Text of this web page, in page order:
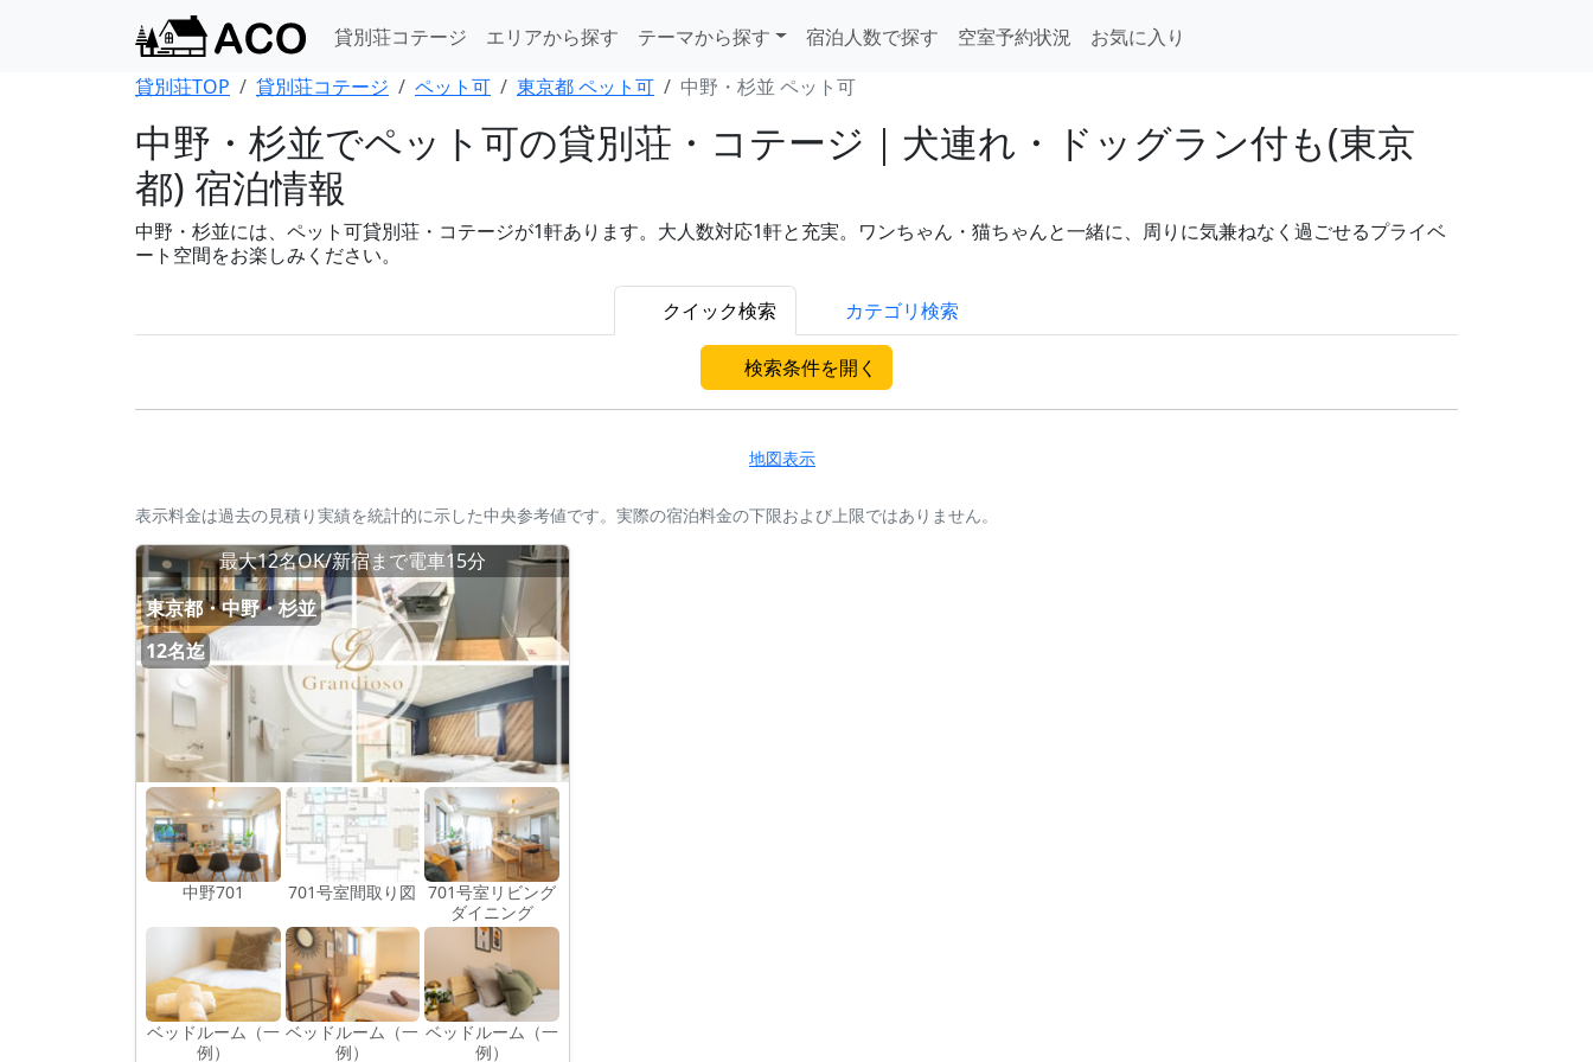
貸別荘コテージ エリアから探す テーマから探す 宿泊人数で探す 空室予約状況
お気に入り
貸別荘TOP
貸別荘コテージ ペット可 東京都 ペット可 中野・杉並 ペット可
中野・杉並でペット可の貸別荘・コテージ｜犬連れ・ドッグラン付も(東京
都) 宿泊情報
中野・杉並には、ペット可貸別荘・コテージが1軒あります。大人数対応1軒と充実。ワンちゃん・猫ちゃんと一緒に、周りに気兼ねなく過ごせるプライベ
ート空間をお楽しみください。
クイック検索 カテゴリ検索
検索条件を開く
地図表示
表示料金は過去の見積り実績を統計的に示した中央参考値です。実際の宿泊料金の下限および上限ではありません。
最大12名OK/新宿まで電車15分
東京都・中野・杉並
12名迄
中野701 701号室間取り図 701号室リビング
ダイニング
ベッドルーム（一
例）
ベッドルーム（一
例）
ベッドルーム（一
例）